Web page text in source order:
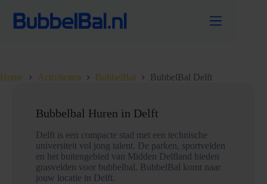
naar
Home Activiteiten BubbelBal BubbelBal Delft
Bubbelbal Huren in Delft
Delft is een compacte stad met een technische
universiteit vol jong talent. De parken, sportvelden
en het buitengebied van Midden Delfland bieden
grasvelden voor bubbelbal. BubbelBal komt naar
jouw locatie in Delft.